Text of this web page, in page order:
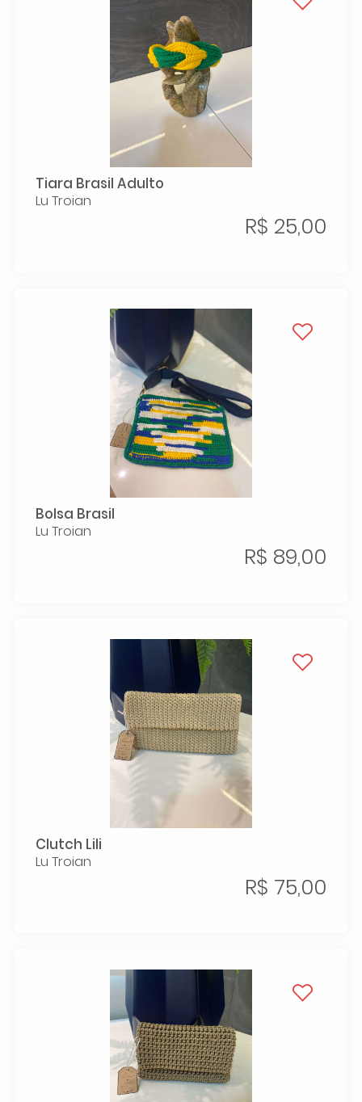
Tiara Brasil Adulto
Lu Troian
R$ 25,00
Bolsa Brasil
Lu Troian
R$ 89,00
Clutch Lili
Lu Troian
R$ 75,00